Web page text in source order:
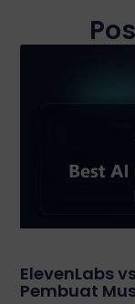
ElevenLabs
Pembuat